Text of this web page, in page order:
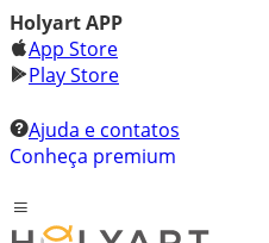
Holyart APP
App Store
Play Store
Ajuda e contatos
Conheça premium